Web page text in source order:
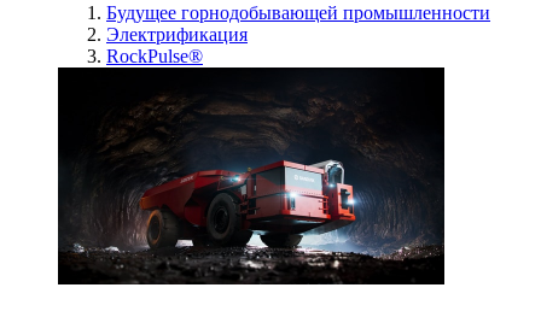
Будущее горнодобывающей промышленности
Электрификация
RockPulse®